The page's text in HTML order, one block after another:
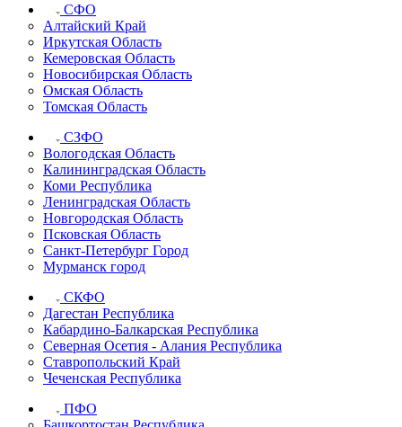
СФО
Алтайский Край
Иркутская Область
Кемеровская Область
Новосибирская Область
Омская Область
Томская Область
СЗФО
Вологодская Область
Калининградская Область
Коми Республика
Ленинградская Область
Новгородская Область
Псковская Область
Санкт-Петербург Город
Мурманск город
СКФО
Дагестан Республика
Кабардино-Балкарская Республика
Северная Осетия - Алания Республика
Ставропольский Край
Чеченская Республика
ПФО